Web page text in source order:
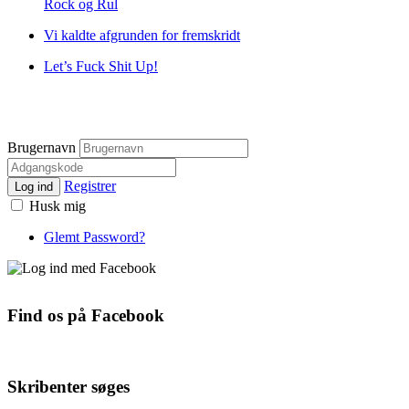
Rock og Rul
Vi kaldte afgrunden for fremskridt
Let’s Fuck Shit Up!
Brugernavn
Log ind
Registrer
Husk mig
Glemt Password?
Find os på Facebook
Skribenter søges